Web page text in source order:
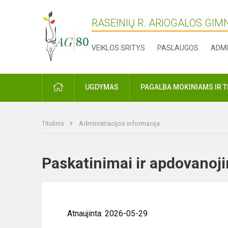
RASEINIŲ R. ARIOGALOS
VEIKLOS SRITYS PASLAUGOS
PRADŽIAUGDYMAS PAGALBA MOKINIAMS IR
Titulinis Administracijos informacija
Paskatinimai ir
Atnaujinta: 2026-05-29